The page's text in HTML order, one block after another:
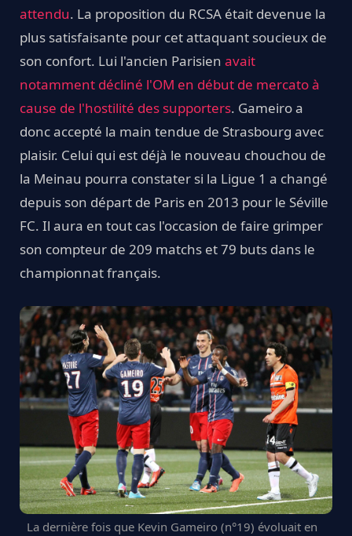
attendu. La proposition du RCSA était devenue la
plus satisfaisante pour cet attaquant soucieux de
son confort. Lui l'ancien Parisien avait
notamment décliné l'OM en début de mercato à
cause de l'hostilité des supporters. Gameiro a
donc accepté la main tendue de Strasbourg avec
plaisir. Celui qui est déjà le nouveau chouchou de
la Meinau pourra constater si la Ligue 1 a changé
depuis son départ de Paris en 2013 pour le Séville
FC. Il aura en tout cas l'occasion de faire grimper
son compteur de 209 matchs et 79 buts dans le
championnat français.
La dernière fois que Kevin Gameiro (n°19) évoluait en